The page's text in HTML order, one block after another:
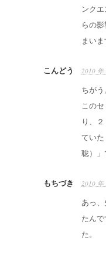
ンク
らの
まい
こんどう 2010 年
ちがう
この
り、
ていた
聡）」
もちづき 2010 年
あっ
たん
た。